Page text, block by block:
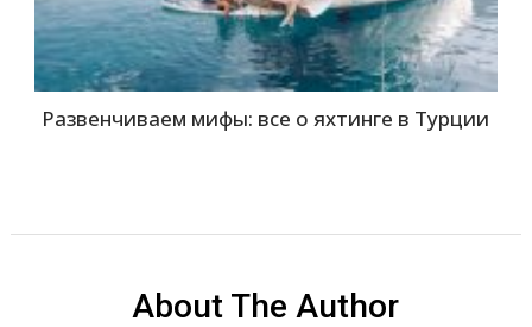
Развенчиваем мифы: все о яхтинге в Турции
About The Author